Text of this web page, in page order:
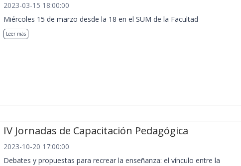
2023-03-15 18:00:00
Miércoles 15 de marzo desde la 18 en el SUM de la Facultad
Leer más
IV Jornadas de Capacitación Pedagógica
2023-10-20 17:00:00
Debates y propuestas para recrear la enseñanza: el vínculo entre la